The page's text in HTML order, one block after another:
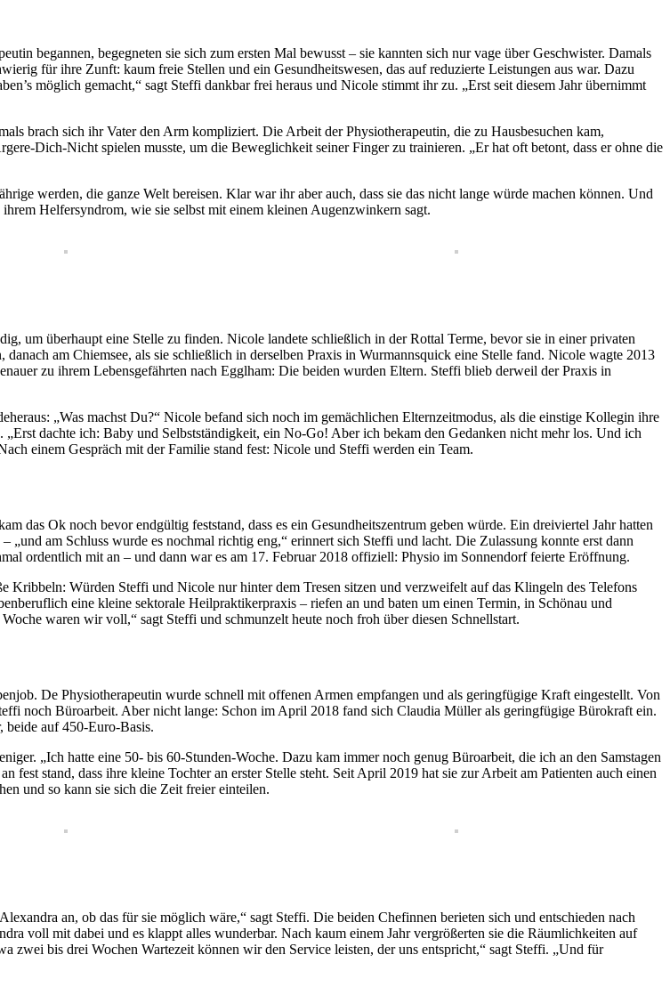
begannen, begegneten sie sich zum ersten Mal bewusst – sie kannten sich nur vage über Geschwister. Damals
für ihre Zunft: kaum freie Stellen und ein Gesundheitswesen, das auf reduzierte Leistungen aus war. Dazu
möglich gemacht,“ sagt Steffi dankbar frei heraus und Nicole stimmt ihr zu. „Erst seit diesem Jahr übernimmt
brach sich ihr Vater den Arm kompliziert. Die Arbeit der Physiotherapeutin, die zu Hausbesuchen kam,
Dich-Nicht spielen musste, um die Beweglichkeit seiner Finger zu trainieren. „Er hat oft betont, dass er ohne die
werden, die ganze Welt bereisen. Klar war ihr aber auch, dass sie das nicht lange würde machen können. Und
Helfersyndrom, wie sie selbst mit einem kleinen Augenzwinkern sagt.
um überhaupt eine Stelle zu finden. Nicole landete schließlich in der Rottal Terme, bevor sie in einer privaten
am Chiemsee, als sie schließlich in derselben Praxis in Wurmannsquick eine Stelle fand. Nicole wagte 2013
zu ihrem Lebensgefährten nach Egglham: Die beiden wurden Eltern. Steffi blieb derweil der Praxis in
„Was machst Du?“ Nicole befand sich noch im gemächlichen Elternzeitmodus, als die einstige Kollegin ihre
dachte ich: Baby und Selbstständigkeit, ein No-Go! Aber ich bekam den Gedanken nicht mehr los. Und ich
einem Gespräch mit der Familie stand fest: Nicole und Steffi werden ein Team.
das Ok noch bevor endgültig feststand, dass es ein Gesundheitszentrum geben würde. Ein dreiviertel Jahr hatten
am Schluss wurde es nochmal richtig eng,“ erinnert sich Steffi und lacht. Die Zulassung konnte erst dann
ordentlich mit an – und dann war es am 17. Februar 2018 offiziell: Physio im Sonnendorf feierte Eröffnung.
Kribbeln: Würden Steffi und Nicole nur hinter dem Tresen sitzen und verzweifelt auf das Klingeln des Telefons
eine kleine sektorale Heilpraktikerpraxis – riefen an und baten um einen Termin, in Schönau und
waren wir voll,“ sagt Steffi und schmunzelt heute noch froh über diesen Schnellstart.
De Physiotherapeutin wurde schnell mit offenen Armen empfangen und als geringfügige Kraft eingestellt. Von
noch Büroarbeit. Aber nicht lange: Schon im April 2018 fand sich Claudia Müller als geringfügige Bürokraft ein.
beide auf 450-Euro-Basis.
„Ich hatte eine 50- bis 60-Stunden-Woche. Dazu kam immer noch genug Büroarbeit, die ich an den Samstagen
stand, dass ihre kleine Tochter an erster Stelle steht. Seit April 2019 hat sie zur Arbeit am Patienten auch einen
und so kann sie sich die Zeit freier einteilen.
an, ob das für sie möglich wäre,“ sagt Steffi. Die beiden Chefinnen berieten sich und entschieden nach
voll mit dabei und es klappt alles wunderbar. Nach kaum einem Jahr vergrößerten sie die Räumlichkeiten auf
bis drei Wochen Wartezeit können wir den Service leisten, der uns entspricht,“ sagt Steffi. „Und für